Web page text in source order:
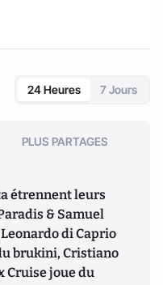
24 Heures 7 Jours
PLUS PARTAGES
étrennent leurs
& Samuel
di Caprio
brukini, Cristiano
Cruise joue du